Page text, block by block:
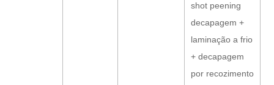
shot peening
decapagem +
laminação a frio
+ decapagem
por recozimento